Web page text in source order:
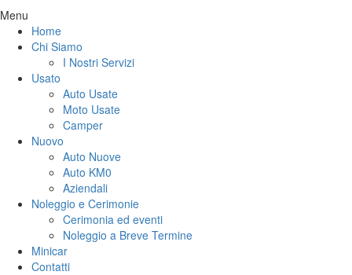
Menu
Home
Chi Siamo
I Nostri Servizi
Usato
Auto Usate
Moto Usate
Camper
Nuovo
Auto Nuove
Auto KM0
Aziendali
Noleggio e Cerimonie
Cerimonia ed eventi
Noleggio a Breve Termine
Minicar
Contatti